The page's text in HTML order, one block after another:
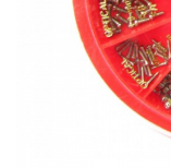
Ceasuri Daniel Klein
Ceasuri Lorus
Ceasuri Q&Q
Pensete
Scule de Mana
Turnare, Lipire,
Scule Speciale
Suporti de Lucru
Surubelnite fine
Truse / Kituri